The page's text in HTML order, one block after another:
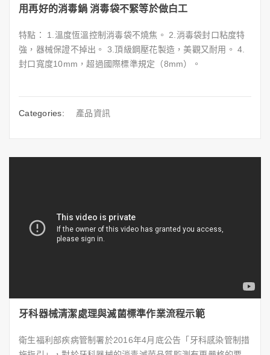
用再好的消毒鍋 消毒袋不緊等於做白工
特點： 1.溫度恆溫控制消毒袋不燒焦。 2.消毒袋封口粘度特
強，器械保證不掉出。 3.頂級鋼壓花製造，美觀又耐用。 4.
封口寬度10mm，超過國際標準規定（8mm）。
Categories: 產品資訊
牙科器械清潔處理與滅菌標準作業流程示範
衛生福利部疾病管制署於2016年4月底公告「牙科感染管制措